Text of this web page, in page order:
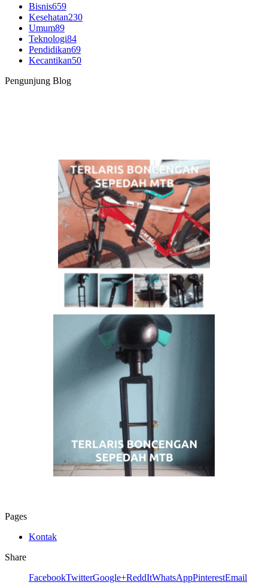
Bisnis659
Kesehatan230
Umum89
Teknologi84
Pendidikan69
Kecantikan50
Pengunjung Blog
Pages
Kontak
Share
FacebookTwitterGoogle+ReddItWhatsAppPinterestEmail